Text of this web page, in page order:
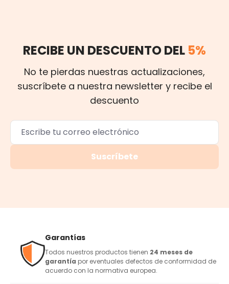
RECIBE UN DESCUENTO DEL 5%
No te pierdas nuestras actualizaciones,
suscríbete a nuestra newsletter y recibe el
descuento
Suscríbete
Garantías
Todos nuestros productos tienen 24 meses de
garantía por eventuales defectos de conformidad de
acuerdo con la normativa europea.